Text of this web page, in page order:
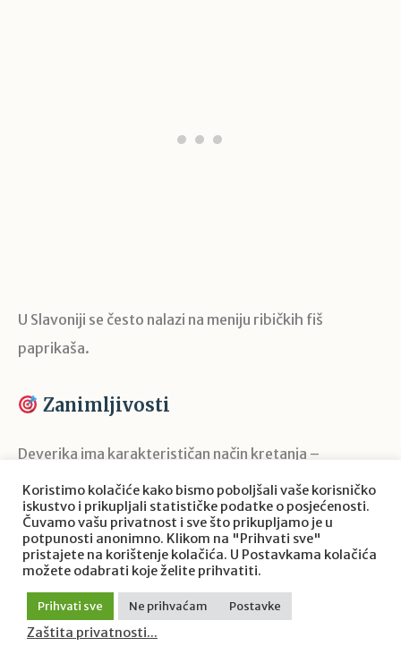
U Slavoniji se često nalazi na meniju ribičkih fiš
paprikaša.
Zanimljivosti
Deverika ima karakterističan način kretanja –
polagano klizi tik iznad dna
Često živi u velikim jatima, zajedno s crvenperkama i
linjacima.
bistrimasjajnija i srebrnija.
Koristimo kolačiće kako bismo poboljšali vaše korisničko
iskustvo i prikupljali statističke podatke o posjećenosti.
Čuvamo vašu privatnost i sve što prikupljamo je u
potpunosti anonimno. Klikom na "Prihvati sve"
pristajete na korištenje kolačića. U Postavkama kolačića
možete odabrati koje želite prihvatiti.
Prihvati sve Ne prihvaćam Postavke
Zaštita privatnosti...